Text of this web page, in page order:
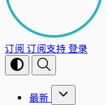
订阅 订阅支持登录
最新